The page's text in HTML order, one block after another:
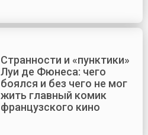
Странности и «пунктики»
Луи де Фюнеса: чего
боялся и без чего не мог
жить главный комик
французского кино